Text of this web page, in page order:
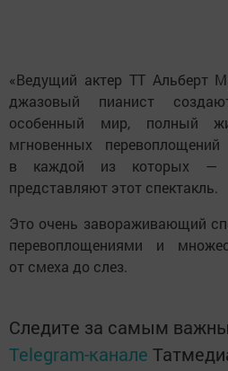
«Ведущий актер ТТ Альберт
джазовый пианист
особенный мир, полный
мгновенных
в каждой из которых —
представляют этот спектакль.
Это очень завораживающий
перевоплощениями и
от смеха до слез.
Следите за самым
Telegram-канале